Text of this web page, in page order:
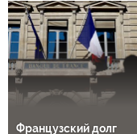
Французский долг